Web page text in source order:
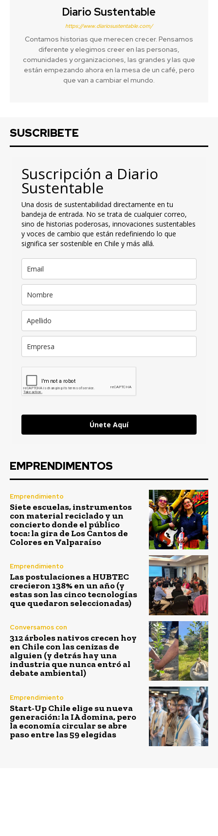
Diario Sustentable
https://www.diariosustentable.com/
Contamos historias que merecen crecer. Pensamos
diferente y elegimos creer en las personas,
comunidades y organizaciones, las grandes y las que
están empezando ahora en la mesa de un café, pero
que van a cambiar el mundo.
SUSCRIBETE
Suscripción a Diario
Sustentable
Una dosis de sustentabilidad directamente en tu
bandeja de entrada. No se trata de cualquier correo,
sino de historias poderosas, innovaciones sustentables
y voces de cambio que están redefiniendo lo que
significa ser sostenible en Chile y más allá.
Únete Aquí
EMPRENDIMENTOS
Emprendimiento
Siete escuelas, instrumentos
con material reciclado y un
concierto donde el público
toca: la gira de Los Cantos de
Colores en Valparaíso
Emprendimiento
Las postulaciones a HUBTEC
crecieron 138% en un año (y
estas son las cinco tecnologías
que quedaron seleccionadas)
Conversamos con
312 árboles nativos crecen hoy
en Chile con las cenizas de
alguien (y detrás hay una
industria que nunca entró al
debate ambiental)
Emprendimiento
Start-Up Chile elige su nueva
generación: la IA domina, pero
la economía circular se abre
paso entre las 59 elegidas